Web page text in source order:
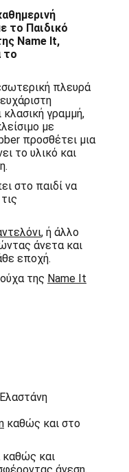
το Παιδικό
Name It,
το
πλευρά
γραμμή,
με
προσθέτει μια
το υλικό και
στο παιδί να
, ή άλλο
άνετα και
εποχή.
της Name It
καθώς και στο
καθώς και
άνεση,